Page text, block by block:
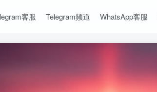
客服 Telegram频道 WhatsApp客服